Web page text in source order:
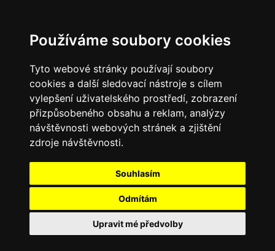
Používáme soubory cookies
Tyto webové stránky používají soubory
cookies a další sledovací nástroje s cílem
vylepšení uživatelského prostředí, zobrazení
přizpůsobeného obsahu a reklam, analýzy
návštěvnosti webových stránek a zjištění
zdroje návštěvnosti.
Souhlasím
Odmítám
Upravit mé předvolby